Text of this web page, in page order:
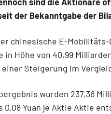
der Bekanntgabe der
chinesische E-
in Höhe von 40,99
Steigerung im
wurden 237,36
0,08 Yuan je Aktie Aktie